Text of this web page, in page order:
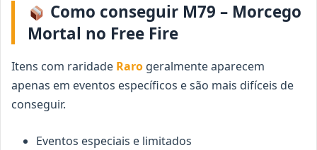
Como conseguir M79 – Morcego
Mortal no Free Fire
Itens com raridade Raro geralmente aparecem
apenas em eventos específicos e são mais difíceis de
conseguir.
Eventos especiais e limitados